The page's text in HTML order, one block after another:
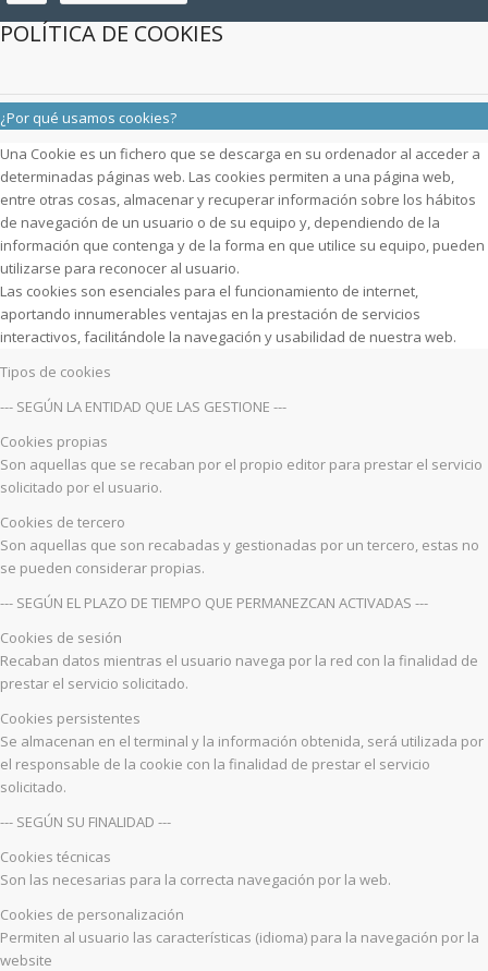
POLÍTICA DE COOKIES
¿Por qué usamos cookies?
Una Cookie es un fichero que se descarga en su ordenador al acceder a
determinadas páginas web. Las cookies permiten a una página web,
entre otras cosas, almacenar y recuperar información sobre los hábitos
de navegación de un usuario o de su equipo y, dependiendo de la
información que contenga y de la forma en que utilice su equipo, pueden
utilizarse para reconocer al usuario.
Las cookies son esenciales para el funcionamiento de internet,
aportando innumerables ventajas en la prestación de servicios
interactivos, facilitándole la navegación y usabilidad de nuestra web.
Tipos de cookies
--- SEGÚN LA ENTIDAD QUE LAS GESTIONE ---
Cookies propias
Son aquellas que se recaban por el propio editor para prestar el servicio
solicitado por el usuario.
Cookies de tercero
Son aquellas que son recabadas y gestionadas por un tercero, estas no
se pueden considerar propias.
--- SEGÚN EL PLAZO DE TIEMPO QUE PERMANEZCAN ACTIVADAS ---
Cookies de sesión
Recaban datos mientras el usuario navega por la red con la finalidad de
prestar el servicio solicitado.
Cookies persistentes
Se almacenan en el terminal y la información obtenida, será utilizada por
el responsable de la cookie con la finalidad de prestar el servicio
solicitado.
--- SEGÚN SU FINALIDAD ---
Cookies técnicas
Son las necesarias para la correcta navegación por la web.
Cookies de personalización
Permiten al usuario las características (idioma) para la navegación por la
website